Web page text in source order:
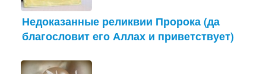
Недоказанные реликвии Пророка (да
благословит его Аллах и приветствует)